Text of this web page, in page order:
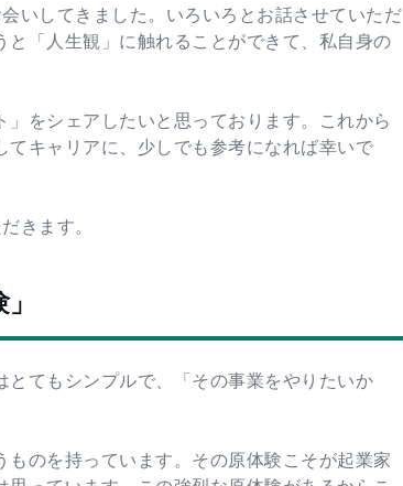
いしてきました。いろいろとお話させていただ
「人生観」に触れることができて、私自身の
をシェアしたいと思っております。これから
キャリアに、少しでも参考になれば幸いで
きます。
てもシンプルで、「その事業をやりたいか
のを持っています。その原体験こそが起業家